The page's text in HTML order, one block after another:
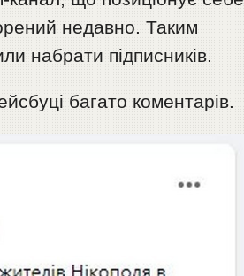
недавно. Таким
набрати підписників.
багато коментарів.